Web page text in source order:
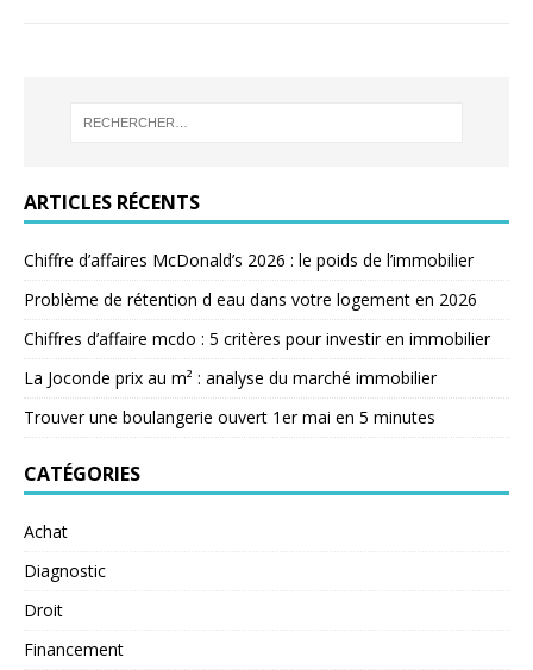
ARTICLES RÉCENTS
Chiffre d’affaires McDonald’s 2026 : le poids de l’immobilier
Problème de rétention d eau dans votre logement en 2026
Chiffres d’affaire mcdo : 5 critères pour investir en immobilier
La Joconde prix au m² : analyse du marché immobilier
Trouver une boulangerie ouvert 1er mai en 5 minutes
CATÉGORIES
Achat
Diagnostic
Droit
Financement